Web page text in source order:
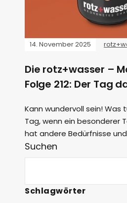
14. November 2025
Die rotz+wasser –
Folge 212: Der Tag
Kann wundervoll sein!
Tag, wenn ein besonderer
hat andere Bedürfnisse
Suchen
Schlagwörter